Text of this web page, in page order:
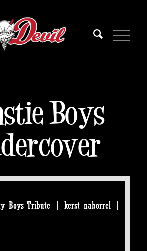
Boys
Boys Tribute | kerst naborrel |